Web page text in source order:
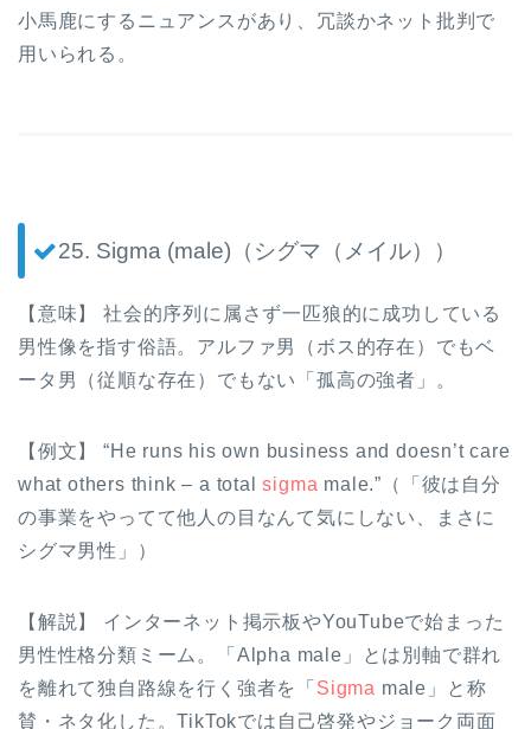
小馬鹿にするニュアンスがあり、冗談かネット批判で
用いられる。
25. Sigma (male)（シグマ（メイル））
【意味】 社会的序列に属さず一匹狼的に成功している
男性像を指す俗語。アルファ男（ボス的存在）でもベ
ータ男（従順な存在）でもない「孤高の強者」。
【例文】 “He runs his own business and doesn’t care
what others think – a totalsigma male.”（「彼は自分
の事業をやってて他人の目なんて気にしない、まさに
シグマ男性」）
【解説】 インターネット掲示板やYouTubeで始まった
男性性格分類ミーム。「Alpha male」とは別軸で群れ
を離れて独自路線を行く強者を「 Sigma male」と称
賛・ネタ化した。TikTokでは自己啓発やジョーク両面